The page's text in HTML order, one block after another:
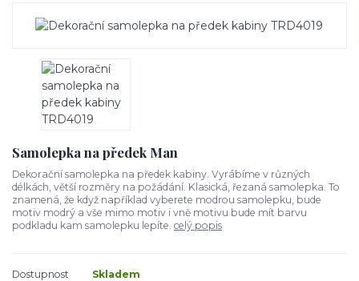
Samolepka na předek Man
Dekorační samolepka na předek kabiny. Vyrábíme v různých
délkách, větší rozměry na požádání. Klasická, řezaná samolepka. To
znamená, že když například vyberete modrou samolepku, bude
motiv modrý a vše mimo motiv i vně motivu bude mít barvu
podkladu kam samolepku lepíte. celý popis
Dostupnost
Skladem